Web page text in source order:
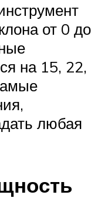
от 0 до
на 15, 22,
любая